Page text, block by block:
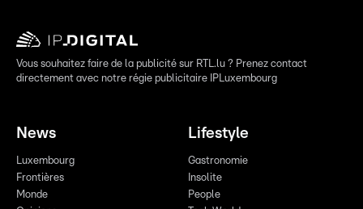
Vous souhaitez faire de la publicité sur RTL.lu ? Prenez contact
directement avec notre régie publicitaire IPLuxembourg
News
Luxembourg
Frontières
Monde
Lifestyle
Gastronomie
Insolite
People